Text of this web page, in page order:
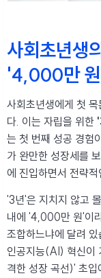
사회초년생
'4,000만
사회초년생에게 첫
다. 이는 자립을 위한 '
는 첫 번째 성공 경험
가 완만한 성장세를
에 진입하면서 전략
'3년'은 지치지 않고
내에 '4,000만 원'이
조합하느냐에 달려 있
인공지능(AI) 혁신이
격한 성장 곡선)' 초